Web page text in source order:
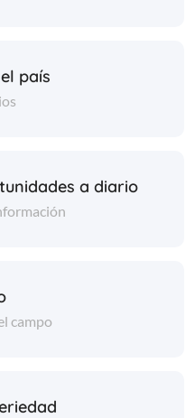
país
a diario
campo